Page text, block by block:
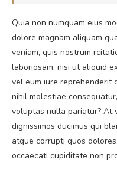
Quia non numquam eius
dolore magnam aliquam
veniam, quis nostrum
laboriosam, nisi ut aliquid
vel eum iure reprehenderit
nihil molestiae
voluptas nulla pariatur? At
dignissimos ducimus qui
atque corrupti quos
occaecati cupiditate non